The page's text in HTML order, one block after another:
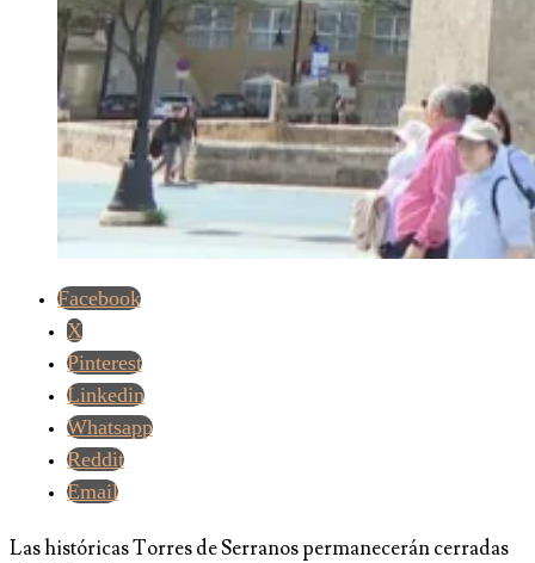
Facebook
X
Pinterest
Linkedin
Whatsapp
Reddit
Email
Las históricas Torres de Serranos permanecerán cerradas